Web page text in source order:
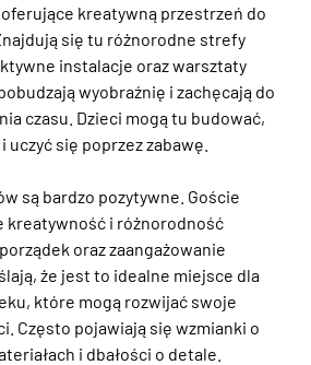
kreatywną przestrzeń do
się tu różnorodne strefy
instalacje oraz warsztaty
wyobraźnię i zachęcają do
czasu. Dzieci mogą tu budować,
się poprzez zabawę.
są bardzo pozytywne. Goście
kreatywność i różnorodność
oraz zaangażowanie
że jest to idealne miejsce dla
które mogą rozwijać swoje
Często pojawiają się wzmianki o
i dbałości o detale.